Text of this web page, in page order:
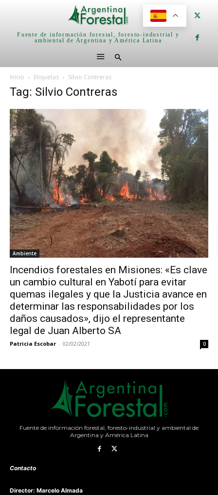
Fuente de información forestal, foresto-industrial y
ambiental de Argentina y América Latina
Inicio Etiquetas Silvio Contreras
Tag: Silvio Contreras
Ambiente
Incendios forestales en Misiones: «Es clave
un cambio cultural en Yabotí para evitar
quemas ilegales y que la Justicia avance en
determinar las responsabilidades por los
daños causados», dijo el representante
legal de Juan Alberto SA
Patricia Escobar - 02/02/2021 0
Fuente de información forestal, foresto-industrial y ambiental de
Argentina y América Latina
Contacto
Director: Marcelo Almada